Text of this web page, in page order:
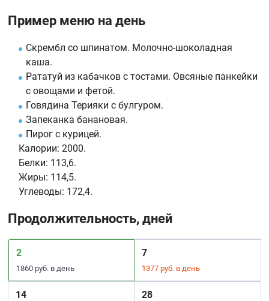
Пример меню на день
Скрембл со шпинатом. Молочно-шоколадная
каша.
Рататуй из кабачков с тостами. Овсяные панкейки
с овощами и фетой.
Говядина Терияки с булгуром.
Запеканка банановая.
Пирог с курицей.
Калории: 2000.
Белки: 113,6.
Жиры: 114,5.
Углеводы: 172,4.
Продолжительность, дней
2
1860 руб. в день
7
1377 руб. в день
14 28